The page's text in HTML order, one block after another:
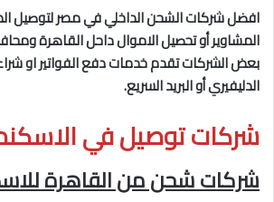
افضل شركات الشحن الداخلي في مصر لتوصيل
المشاوير أو تحصيل الاموال داحل القاهرة
بعض الشركات تقدم خدمات دفع الفواتير او شراء
الدليفيري أو البريد السريع.
شركات توصيل في
شركات شحن من القاهرة